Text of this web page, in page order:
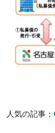
人気の記事：